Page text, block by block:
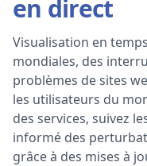
en direct
Visualisation en
mondiales, des
problèmes de sites
les utilisateurs du
des services, suivez
informé des
grâce à des mises à